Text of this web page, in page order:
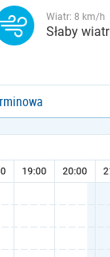
Wiatr: 8 km/h
Słaby wiatr